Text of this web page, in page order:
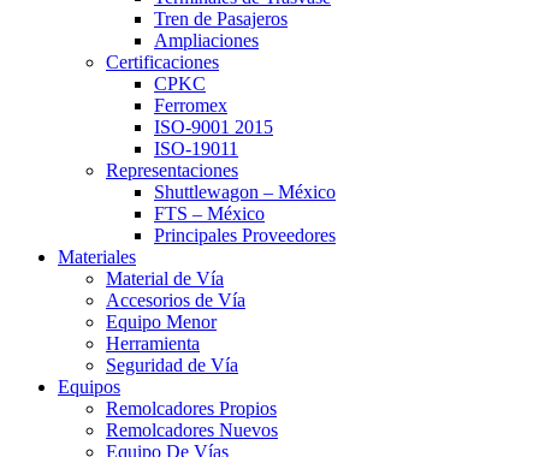
Tren de Pasajeros
Ampliaciones
Certificaciones
CPKC
Ferromex
ISO-9001 2015
ISO-19011
Representaciones
Shuttlewagon – México
FTS – México
Principales Proveedores
Materiales
Material de Vía
Accesorios de Vía
Equipo Menor
Herramienta
Seguridad de Vía
Equipos
Remolcadores Propios
Remolcadores Nuevos
Equipo De Vías